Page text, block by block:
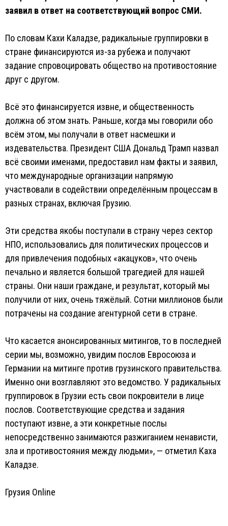
заявил в ответ на соответствующий вопрос СМИ.
По словам Кахи Каладзе, радикальные группировки в
стране финансируются из-за рубежа и получают
задание спровоцировать общество на противостояние
друг с другом.
Всё это финансируется извне, и общественность
должна об этом знать. Раньше, когда мы говорили обо
всём этом, мы получали в ответ насмешки и
издевательства. Президент США Дональд Трамп назвал
всё своими именами, предоставил нам факты и заявил,
что международные организации напрямую
участвовали в содействии определённым процессам в
разных странах, включая Грузию.
Эти средства якобы поступали в страну через сектор
НПО, использовались для политических процессов и
для привлечения подобных «акацуков», что очень
печально и является большой трагедией для нашей
страны. Они наши граждане, и результат, который мы
получили от них, очень тяжёлый. Сотни миллионов были
потрачены на создание агентурной сети в стране.
Что касается анонсированных митингов, то в последней
серии мы, возможно, увидим послов Евросоюза и
Германии на митинге против грузинского правительства.
Именно они возглавляют это ведомство. У радикальных
группировок в Грузии есть свои покровители в лице
послов. Соответствующие средства и задания
поступают извне, а эти конкретные послы
непосредственно занимаются разжиганием ненависти,
зла и противостояния между людьми», — отметил Каха
Каладзе.
Грузия Online